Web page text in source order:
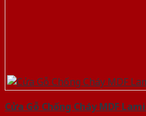
Cửa Gỗ Chống Cháy MDF